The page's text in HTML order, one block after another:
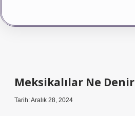
Meksikalılar Ne Denir
Tarih: Aralık 28, 2024